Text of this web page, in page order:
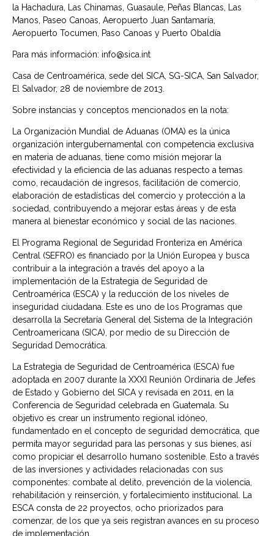
la Hachadura, Las Chinamas, Guasaule, Peñas Blancas, Las
Manos, Paseo Canoas, Aeropuerto Juan Santamaría,
Aeropuerto Tocumen, Paso Canoas y Puerto Obaldía
Para más información: info@sica.int
Casa de Centroamérica, sede del SICA, SG-SICA, San Salvador,
El Salvador, 28 de noviembre de 2013.
Sobre instancias y conceptos mencionados en la nota:
La Organización Mundial de Aduanas (OMA) es la única
organización intergubernamental con competencia exclusiva
en materia de aduanas, tiene como misión mejorar la
efectividad y la eficiencia de las aduanas respecto a temas
como, recaudación de ingresos, facilitación de comercio,
elaboración de estadísticas del comercio y protección a la
sociedad, contribuyendo a mejorar estas áreas y de esta
manera al bienestar económico y social de las naciones.
El Programa Regional de Seguridad Fronteriza en América
Central (SEFRO) es financiado por la Unión Europea y busca
contribuir a la integración a través del apoyo a la
implementación de la Estrategia de Seguridad de
Centroamérica (ESCA) y la reducción de los niveles de
inseguridad ciudadana. Este es uno de los Programas que
desarrolla la Secretaría General del Sistema de la Integración
Centroamericana (SICA), por medio de su Dirección de
Seguridad Democrática.
La Estrategia de Seguridad de Centroamérica (ESCA) fue
adoptada en 2007 durante la XXXI Reunión Ordinaria de Jefes
de Estado y Gobierno del SICA y revisada en 2011, en la
Conferencia de Seguridad celebrada en Guatemala. Su
objetivo es crear un instrumento regional idóneo,
fundamentado en el concepto de seguridad democrática, que
permita mayor seguridad para las personas y sus bienes, así
como propiciar el desarrollo humano sostenible. Esto a través
de las inversiones y actividades relacionadas con sus
componentes: combate al delito, prevención de la violencia,
rehabilitación y reinserción, y fortalecimiento institucional. La
ESCA consta de 22 proyectos, ocho priorizados para
comenzar, de los que ya seis registran avances en su proceso
de implementación.